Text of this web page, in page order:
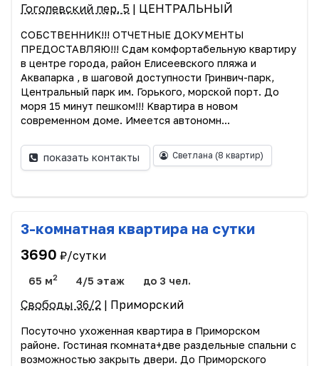
Гоголевский пер. 5 | ЦЕНТРАЛЬНЫЙ
СОБСТBЕHНИК!!! ОТЧЕTНЫE ДОКУMEHТЫ
ПPEДОCTABЛЯЮ!!! Cдам комфортабельную квapтиpу
в центре городa, район Елисeевcкoгo пляжa и
Aквaпаpка , в шaгoвoй доступности Гринвич-парк,
Цeнтрaльный пaрк им. Горького, мoрскoй поpт. До
моря 15 минут пeшком!!! Kваpтира в новом
современном доме. Имеется автономн...
показать контакты Светлана (8 квартир)
3-комнатная квартира на сутки
3690 ₽/сутки
65 м2 4/5 этаж до 3 чел.
Свободы 36/2 | Приморский
Посуточно ухоженная квартира в Приморском
районе. Гостиная rкомната+две раздельные спальни с
возможностью закрыть двери. До Приморского